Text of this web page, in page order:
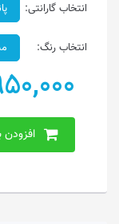
انتخاب گارانتی:
انتخاب رنگ: